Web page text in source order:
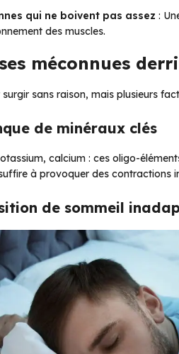
qui ne boivent pas assez :
des muscles.
méconnues
surgir sans raison, mais plusieurs
de minéraux clés
calcium : ces oligo-
à provoquer des contractions
de sommeil